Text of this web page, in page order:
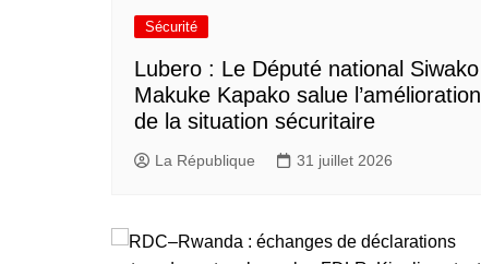
Sécurité
Lubero : Le Député national Siwako
Makuke Kapako salue l’amélioration
de la situation sécuritaire
La République 31 juillet 2026